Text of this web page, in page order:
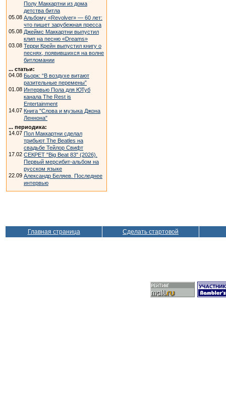
Полу Маккартни из дома
детства битла
05.08 Альбому «Revolver» — 60 лет:
что пишет зарубежная пресса
05.08 Джеймс Маккартни выпустил
клип на песню «Dreams»
03.08 Терри Крейн выпустил книгу о
песнях, появившихся на волне
битломании
... статьи:
04.08 Бьорк: “В воздухе витают
разительные перемены”
01.08 Интервью Пола для ЮТуб
канала The Rest is
Entertainment
14.07 Книга "Слова и музыка Джона
Леннона"
... периодика:
14.07 Пол Маккартни сделал
трибьют The Beatles на
свадьбе Тейлор Свифт
17.02 СЕКРЕТ "Big Beat 83" (2026).
Первый мерсибит-альбом на
русском языке
22.09 Александр Беляев. Последнее
интервью
Главная страница Сделать стартовой